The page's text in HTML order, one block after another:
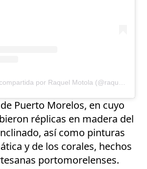
Puerto Morelos, en cuyo
réplicas en madera del
así como pinturas
y de los corales, hechos
portomorelenses.